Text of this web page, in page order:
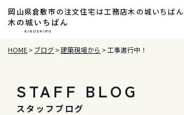
岡山県倉敷市の注文住宅は工務店木の城いちばん
HOME>ブログ>建築現場から >工事進行中！
STAFF BLOG
スタッフブログ